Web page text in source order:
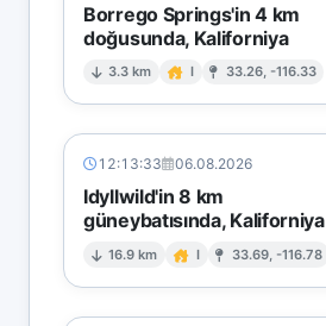
Borrego Springs'in 4 km
doğusunda, Kaliforniya
3.3 km I 33.26, -116.33
12:13:33 06.08.2026
Idyllwild'in 8 km
güneybatısında, Kaliforniya
16.9 km I 33.69, -116.78